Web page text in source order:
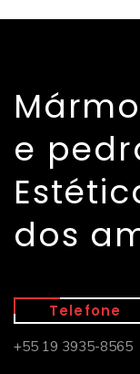
e
dos
Telefone
+55 19 3935-8565